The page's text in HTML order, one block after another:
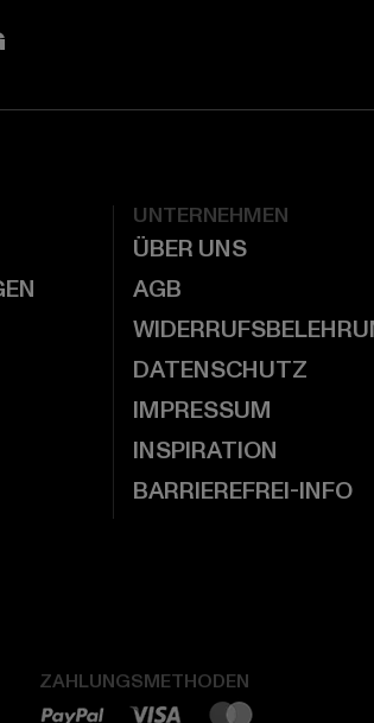
UNTERNEHMEN
ÜBER UNS
AGB
DATENSCHUTZ
IMPRESSUM
INSPIRATION
BARRIEREFREI-INFO
ZAHLUNGSMETHODEN